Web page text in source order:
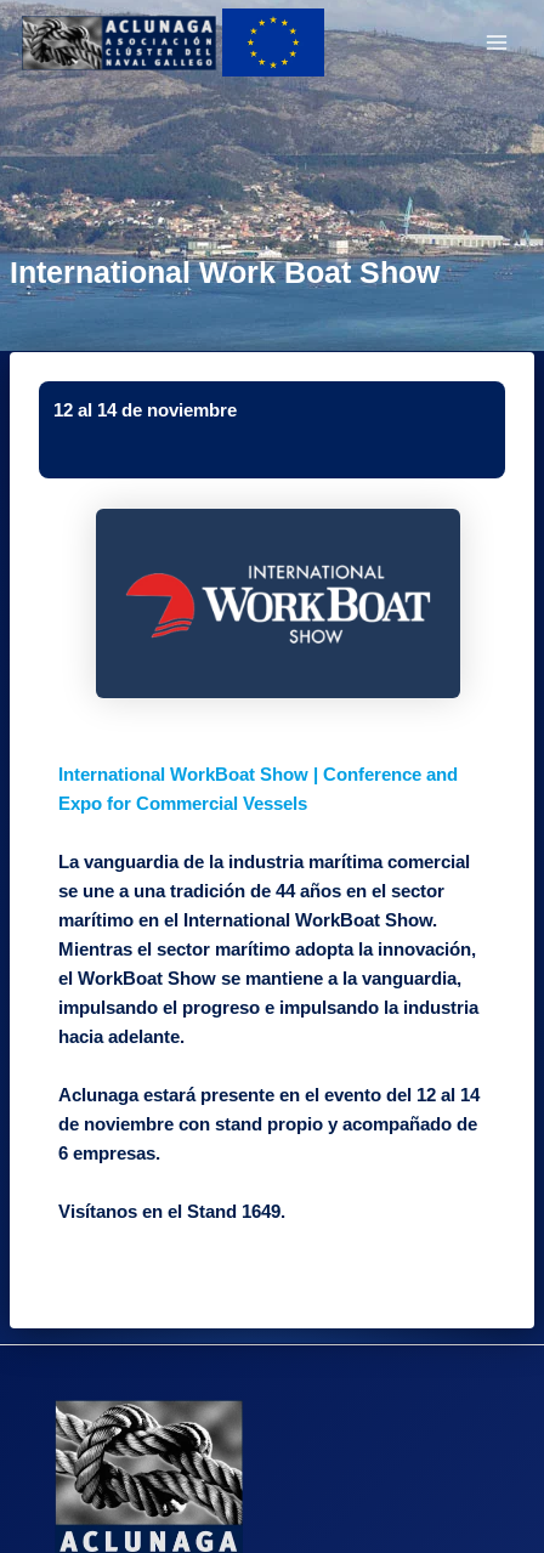
Main
International Work Boat Show
12 al 14 de noviembre
International WorkBoat Show | Conference and
Expo for Commercial Vessels
La vanguardia de la industria marítima comercial
se une a una tradición de 44 años en el sector
marítimo en el International WorkBoat Show.
Mientras el sector marítimo adopta la innovación,
el WorkBoat Show se mantiene a la vanguardia,
impulsando el progreso e impulsando la industria
hacia adelante.
Aclunaga estará presente en el evento del 12 al 14
de noviembre con stand propio y acompañado de
6 empresas.
Visítanos en el Stand 1649.